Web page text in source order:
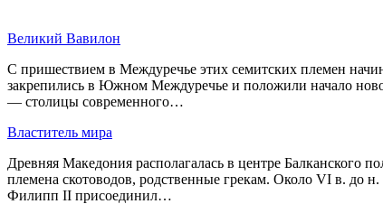
Великий Вавилон
С пришествием в Междуречье этих семитских племен
закрепились в Южном Междуречье и положили начало
— столицы современного…
Властитель мира
Древняя Македония располагалась в центре Балканского
племена скотоводов, родственные грекам. Около VI в. до
Филипп II присоединил…